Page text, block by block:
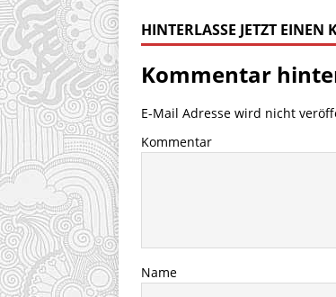
HINTERLASSE JETZT EINEN
Kommentar
E-Mail Adresse wird nicht
Kommentar
Name